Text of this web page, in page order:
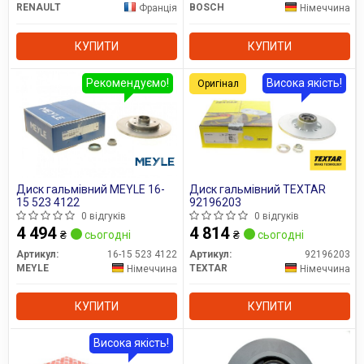
RENAULT
Франція
КУПИТИ
BOSCH
Німеччина
КУПИТИ
Диск гальмівний MEYLE 16-
15 523 4122
0 відгуків
4 494 ₴ сьогодні
Артикул:
16-15 523 4122
MEYLE
Німеччина
КУПИТИ
Рекомендуємо!
Диск гальмівний TEXTAR
92196203
0 відгуків
4 814 ₴ сьогодні
Артикул:
92196203
TEXTAR
Німеччина
КУПИТИ
Висока якість!
Оригінал
Висока якість!